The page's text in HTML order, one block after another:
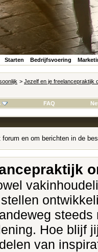
Starten Bedrijfsvoering
> Jezelf en je freelancepraktijk
FAQ
en om berichten in de
Hoe blijf
van